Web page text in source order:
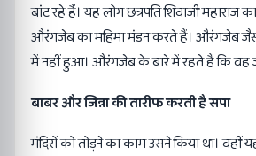
बांट रहे हैं। यह लोग छत्रपति शिवाजी
औरंगजेब का महिमा मंडन करते हैं। औरंगजेब
में नहीं हुआ। औरंगजेब के बारे में रहते हैं कि वह
बाबर और जिन्ना की तारीफ करती है सपा
मंदिरों को तोड़ने का काम उसने किया था। वहीं यह